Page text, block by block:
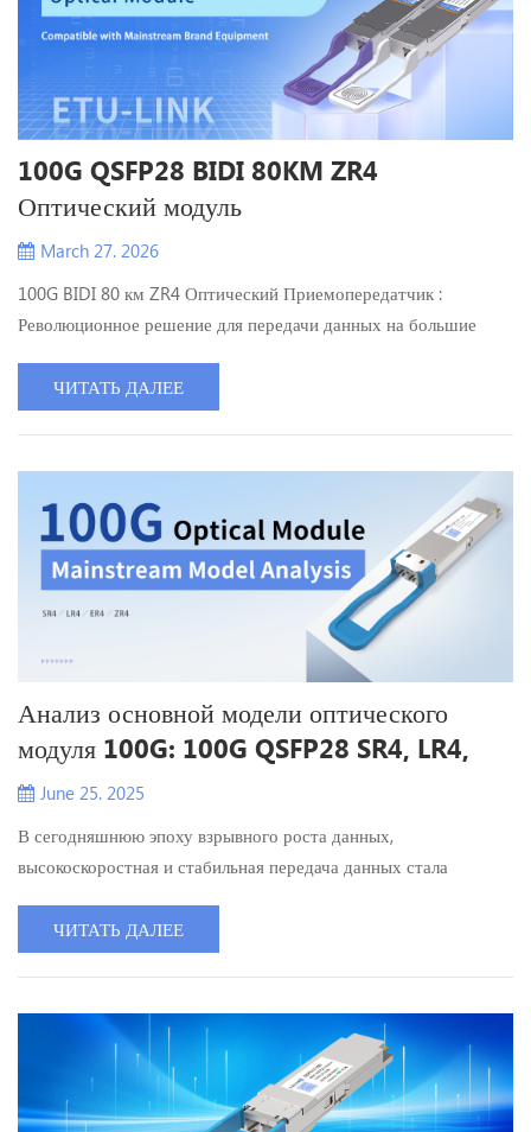
100G QSFP28 BIDI 80KM ZR4
Оптический модуль
March 27. 2026
100G BIDI 80 км ZR4 Оптический Приемопередатчик :
Революционное решение для передачи данных на большие
технологий стимулируют внедрение. Обусловленный
развитием межсоединений центров обработки данных,
магистральных сетей, спрос на 100G BIDI 80km ZR4 Рост
продаж оптических модулей продолжается. Его...
ЧИТАТЬ ДАЛЕЕ
Анализ основной модели оптического
модуля 100G: 100G QSFP28 SR4, LR4,
ER4 и ZR4
June 25. 2025
В сегодняшнюю эпоху взрывного роста данных,
высокоскоростная и стабильная передача данных стала
100G, основной компонент 100G В Двухволоконный
оптический модуль SFP28 привлек большое внимание. Сегодня
двухволоконных оптических модулей 100G QSFP28: QSFP28-
100G-SR4, QSFP28-100G-LR4, QSFP28-100...
ЧИТАТЬ ДАЛЕЕ